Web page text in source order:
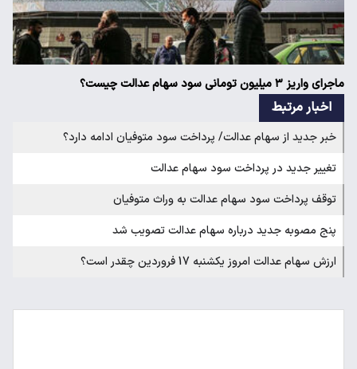
ماجرای واریز ۳ میلیون تومانی سود سهام عدالت چیست؟
اخبار مرتبط
خبر جدید از سهام عدالت/ پرداخت سود متوفیان ادامه دارد؟
تغییر جدید در پرداخت سود سهام عدالت
توقف پرداخت سود سهام عدالت به وراث متوفیان
پنج مصوبه جدید درباره سهام عدالت تصویب شد
ارزش سهام عدالت امروز یکشنبه 17 فروردین چقدر است؟